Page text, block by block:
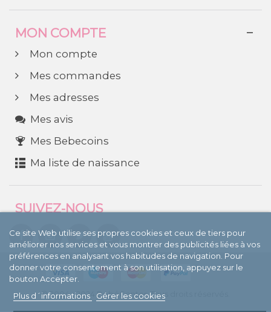
MON COMPTE
Mon compte
Mes commandes
Mes adresses
Mes avis
Mes Bebecoins
Ma liste de naissance
SUIVEZ-NOUS
Ce site Web utilise ses propres cookies et ceux de tiers pour
améliorer nos services et vous montrer des publicités liées à vos
préférences en analysant vos habitudes de navigation. Pour
donner votre consentement à son utilisation, appuyez sur le
bouton Accepter.
Plus d´informations
Gérer les cookies
© 2004 - 2024 BebéCenter. Tous droits réservés.